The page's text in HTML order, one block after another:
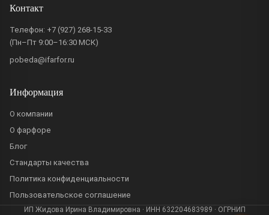
Контакт
Телефон: +7 (927) 268-15-33
(Пн–Пт 9:00–16:30 МСК)
pobeda@ifarfor.ru
Информация
О компании
О фарфоре
Блог
Стандарты качества
Политика конфиденциальности
Пользовательское соглашение
ИП Жидова Ирина Владимировна · ИНН 632204683989 · ОГРНИП